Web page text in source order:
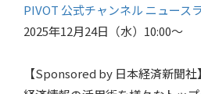
PIVOT 公式チャンネル ニュース
2025年12月24日（水）10:00～
【Sponsored by 日本経済新聞社】